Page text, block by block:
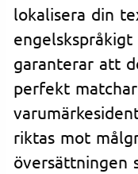
lokalisera din
garanterar att
perfekt
riktas mot
översättningen